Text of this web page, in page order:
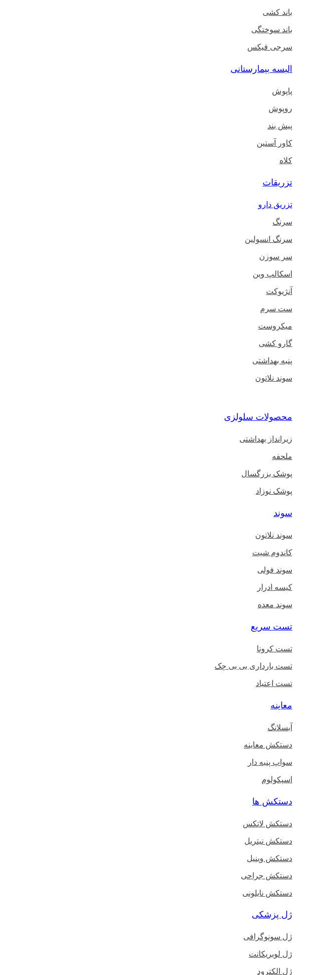
باند کشی
باند سوختگی
سرجی فیکس
البسه بیمارستانی
پاپوش
روپوش
پیش بند
کاور آستین
کلاه
تزریقات
تزریق دارو
سرنگ
سرنگ انسولین
سر سوزن
اسکالپ وین
آنژیوکت
ست سرم
میکروست
گارو کشی
پنبه بهداشتی
سوند نلاتون
محصولات سلولزی
زیرانداز بهداشتی
ملحفه
پوشک بزرگسال
پوشک نوزاد
سوند
سوند نلاتون
کاندوم شیت
سوند فولی
کیسه ادرار
سوند معده
تست سریع
تست کرونا
تست بارداری بی بی چک
تست اعتیاد
معاینه
آبسلانگ
دستکش معاینه
سواپ پنبه دار
اسپکولوم
دستکش ها
دستکش لاتکس
دستکش نیتریل
دستکش وینیل
دستکش جراحی
دستکش نایلونی
ژل پزشکی
ژل سونوگرافی
ژل لوبریکانت
ژل الکترود